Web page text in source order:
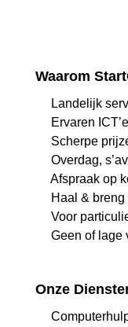
Waarom
Landelijk
Ervaren
Scherpe
Overdag,
Afspraak op
Haal &
Voor
Geen of lage
Onze